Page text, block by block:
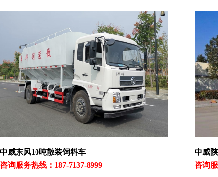
中威东风10吨散装饲料车
咨询服务热线：187-7137-8999
中威
咨询